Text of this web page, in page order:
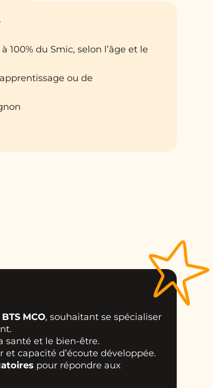
100% du Smic, selon l’âge et le
ou de
BTS MCO, souhaitant se spécialiser
santé et le bien-être.
capacité d’écoute développée.
pour répondre aux